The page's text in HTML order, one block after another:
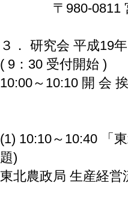
〒980-0811 宮城
３． 研究会 平成19
( 9：30 受付開始 )
10:00～10:10 開 会
(1) 10:10～10:40 「
題)
東北農政局 生産経営